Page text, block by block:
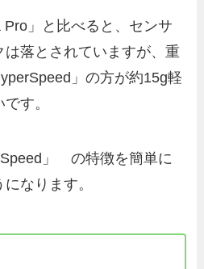
」と比べると、センサ
落とされていますが、重
」の方が約15g軽
す。
」 の特徴を簡単に
なります。